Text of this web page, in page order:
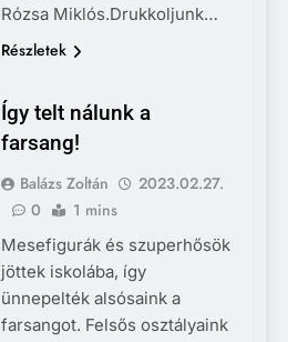
Rózsa Miklós.Drukkoljunk…
Részletek
Így telt nálunk a
farsang!
Balázs Zoltán
2023.02.27.
0
1 mins
Mesefigurák és szuperhősök
jöttek iskolába, így
ünnepelték alsósaink a
farsangot. Felsős osztályaink